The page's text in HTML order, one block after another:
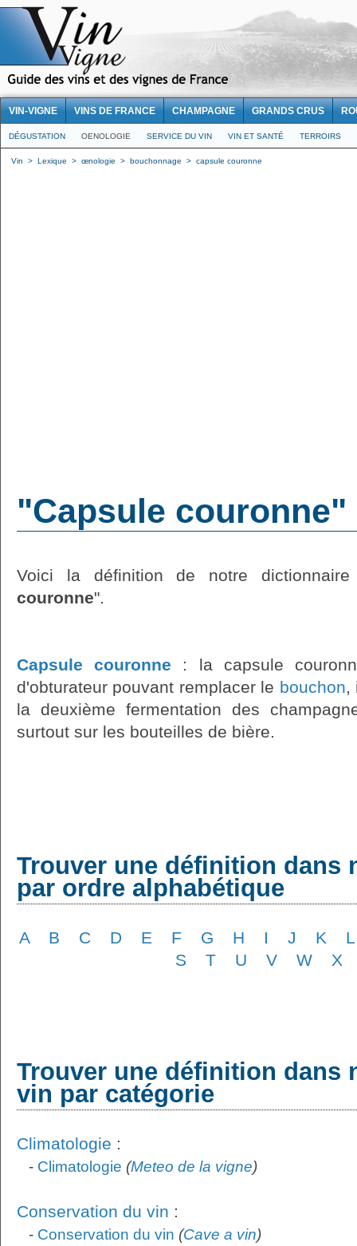
VIN-VIGNE VINS DE FRANCE CHAMPAGNE GRANDS CRUS
DÉGUSTATION OENOLOGIE SERVICE DU VIN VIN ET SANTÉ TERROIRS
Vin > Lexique > œnologie > bouchonnage > capsule couronne
"Capsule
Voici la définition de notre
couronne".
Capsule couronne : la capsule
d'obturateur pouvant remplacer le bouchon,
la deuxième fermentation des
surtout sur les bouteilles de bière.
Trouver une définition dans
par ordre alphabétique
A B C D E F G H I J K
L
S
T U V W X
Trouver une définition dans
vin par catégorie
Climatologie :
- Climatologie (Meteo de la vigne)
Conservation du vin :
- Conservation du vin (Cave a vin)